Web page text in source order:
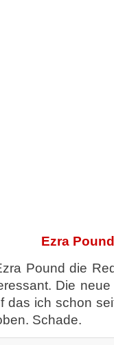
Ezra Pound
Pound die
Die
das ich schon
Schade.